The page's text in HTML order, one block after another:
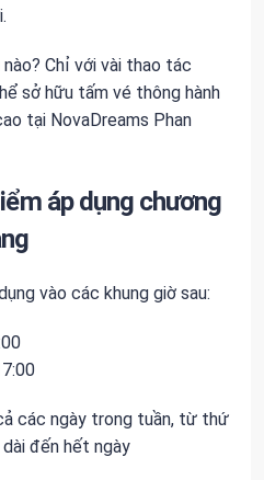
Chỉ với vài thao tác
sở hữu tấm vé thông hành
tại NovaDreams Phan
áp dụng chương
vào các khung giờ sau:
các ngày trong tuần, từ thứ
dài đến hết ngày